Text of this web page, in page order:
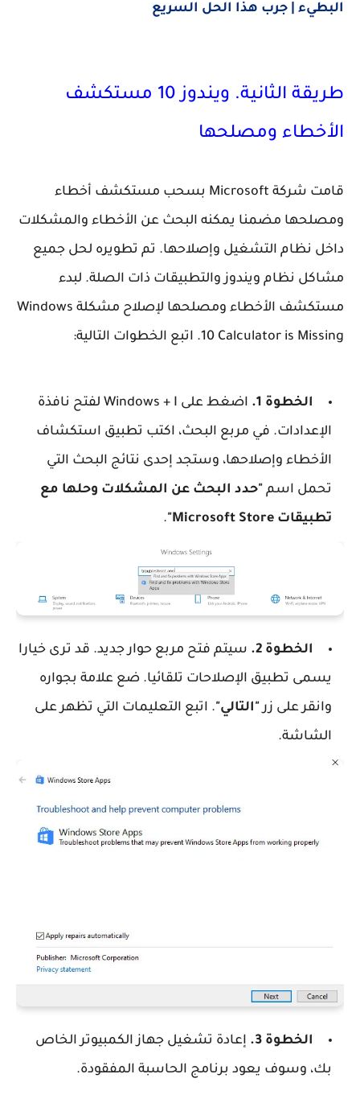
البطيء | جرب هذا الحل السريع
طريقة الثانية. ويندوز 10 مستكشف
الأخطاء ومصلحها
قامت شركة Microsoft بسحب مستكشف أخطاء
ومصلحها مضمنا يمكنه البحث عن الأخطاء والمشكلات
داخل نظام التشغيل وإصلاحها. تم تطويره لحل جميع
مشاكل نظام ويندوز والتطبيقات ذات الصلة. لبدء
مستكشف الأخطاء ومصلحها لإصلاح مشكلة Windows
10 Calculator is Missing. اتبع الخطوات التالية:
الخطوة 1.
اضغط على Windows + I لفتح نافذة
الإعدادات. في مربع البحث، اكتب تطبيق استكشاف
الأخطاء وإصلاحها، وستجد إحدى نتائج البحث التي
تحمل اسم "حدد البحث عن المشكلات وحلها مع
تطبيقات Microsoft Store"
.
الخطوة 2.
سيتم فتح مربع حوار جديد. قد ترى خيارا
يسمى تطبيق الإصلاحات تلقائيا. ضع علامة بجواره
وانقر على زر "التالي". اتبع التعليمات التي تظهر على
الشاشة.
الخطوة 3.
إعادة تشغيل جهاز الكمبيوتر الخاص
بك، وسوف يعود برنامج الحاسبة المفقودة.